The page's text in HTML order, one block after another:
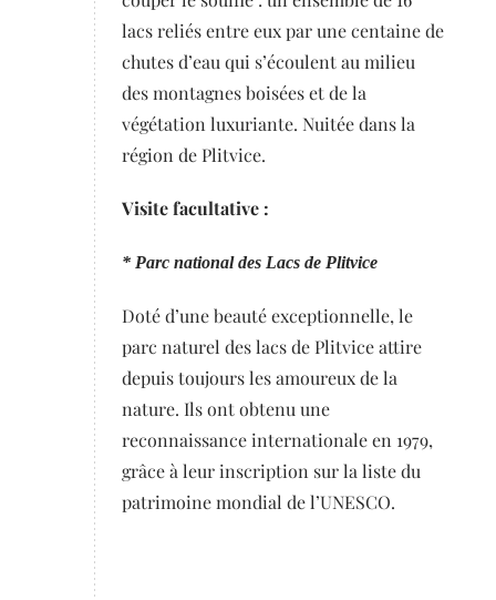
lacs reliés entre eux par une centaine de
chutes d’eau qui s’écoulent au milieu
des montagnes boisées et de la
végétation luxuriante. Nuitée dans la
région de Plitvice.
Visite facultative :
* Parc national des Lacs de Plitvice
Doté d’une beauté exceptionnelle, le
parc naturel des lacs de Plitvice attire
depuis toujours les amoureux de la
nature. Ils ont obtenu une
reconnaissance internationale en 1979,
grâce à leur inscription sur la liste du
patrimoine mondial de l’UNESCO.